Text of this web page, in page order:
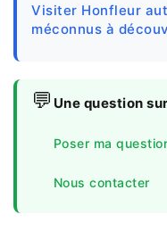
Visiter Honfleur
méconnus à
💬 Une question
Poser ma
Nous contacter